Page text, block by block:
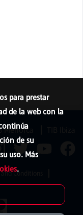
para prestar
de la web con la
de su
uso. Más
.
Menorca
Conditions